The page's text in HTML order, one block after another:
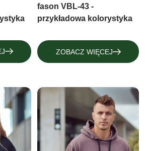
RĘKAWICZKI
fason VBL-43 -
przykładowa kolorystyka
ZOBACZ WIĘCEJ